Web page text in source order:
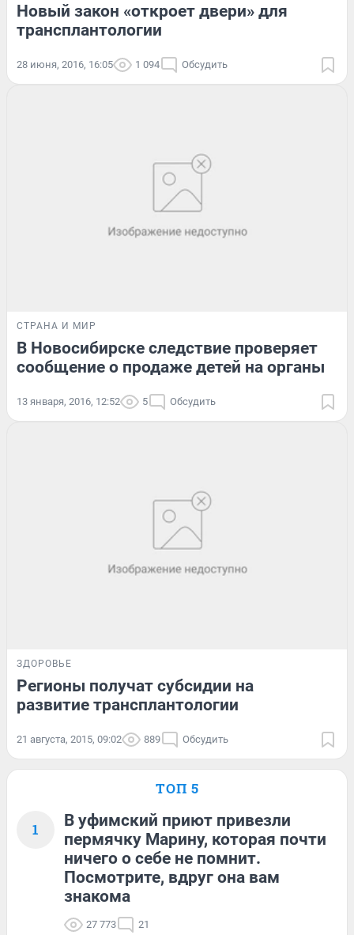
Новый закон «откроет двери» для
трансплантологии
28 июня, 2016, 16:05 1 094 Обсудить
СТРАНА И МИР
В Новосибирске следствие проверяет
сообщение о продаже детей на органы
13 января, 2016, 12:52 5 Обсудить
ЗДОРОВЬЕ
Регионы получат субсидии на
развитие трансплантологии
21 августа, 2015, 09:02 889 Обсудить
ТОП 5
1
В уфимский приют привезли
пермячку Марину, которая почти
ничего о себе не помнит.
Посмотрите, вдруг она вам
знакома
27 773 21